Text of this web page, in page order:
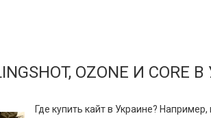
OZONE И CORE
Где купить кайт в Украине?